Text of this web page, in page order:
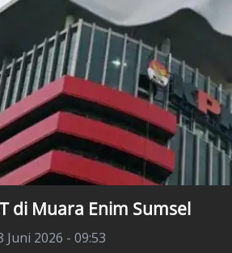
di Muara Enim Sumsel
Juni 2026 - 09:53